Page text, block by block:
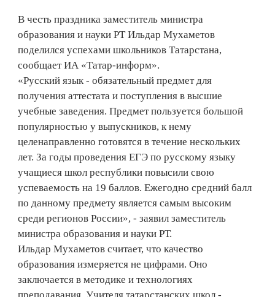
В честь праздника заместитель министра
образования и науки РТ Ильдар Мухаметов
поделился успехами школьников Татарстана,
сообщает ИА «Татар-информ».
«Русский язык - обязательный предмет для
получения аттестата и поступления в высшие
учебные заведения. Предмет пользуется большой
популярностью у выпускников, к нему
целенаправленно готовятся в течение нескольких
лет. За годы проведения ЕГЭ по русскому языку
учащиеся школ республики повысили свою
успеваемость на 19 баллов. Ежегодно средний балл
по данному предмету является самым высоким
среди регионов России», - заявил заместитель
министра образования и науки РТ.
Ильдар Мухаметов считает, что качество
образования измеряется не цифрами. Оно
заключается в методике и технологиях